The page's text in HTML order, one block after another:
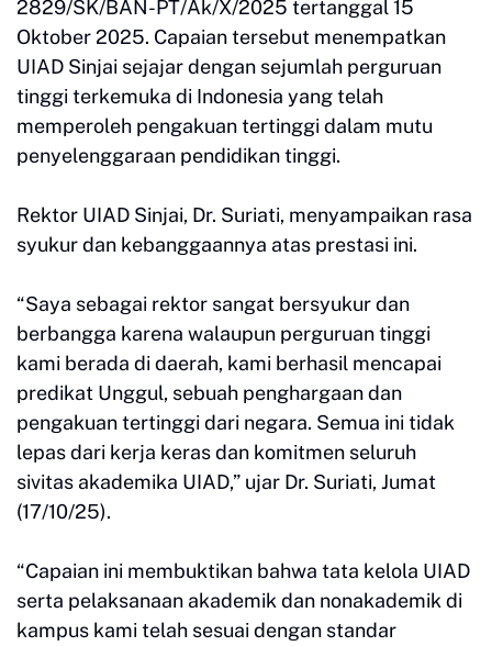
2829/SK/BAN-PT/Ak/X/2025 tertanggal 15
Oktober 2025. Capaian tersebut menempatkan
UIAD Sinjai sejajar dengan sejumlah perguruan
tinggi terkemuka di Indonesia yang telah
memperoleh pengakuan tertinggi dalam mutu
penyelenggaraan pendidikan tinggi.
Rektor UIAD Sinjai, Dr. Suriati, menyampaikan rasa
syukur dan kebanggaannya atas prestasi ini.
“Saya sebagai rektor sangat bersyukur dan
berbangga karena walaupun perguruan tinggi
kami berada di daerah, kami berhasil mencapai
predikat Unggul, sebuah penghargaan dan
pengakuan tertinggi dari negara. Semua ini tidak
lepas dari kerja keras dan komitmen seluruh
sivitas akademika UIAD,” ujar Dr. Suriati, Jumat
(17/10/25).
“Capaian ini membuktikan bahwa tata kelola UIAD
serta pelaksanaan akademik dan nonakademik di
kampus kami telah sesuai dengan standar